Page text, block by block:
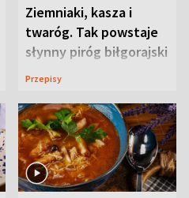
Ziemniaki, kasza i
twaróg. Tak powstaje
słynny piróg biłgorajski
Przepisy